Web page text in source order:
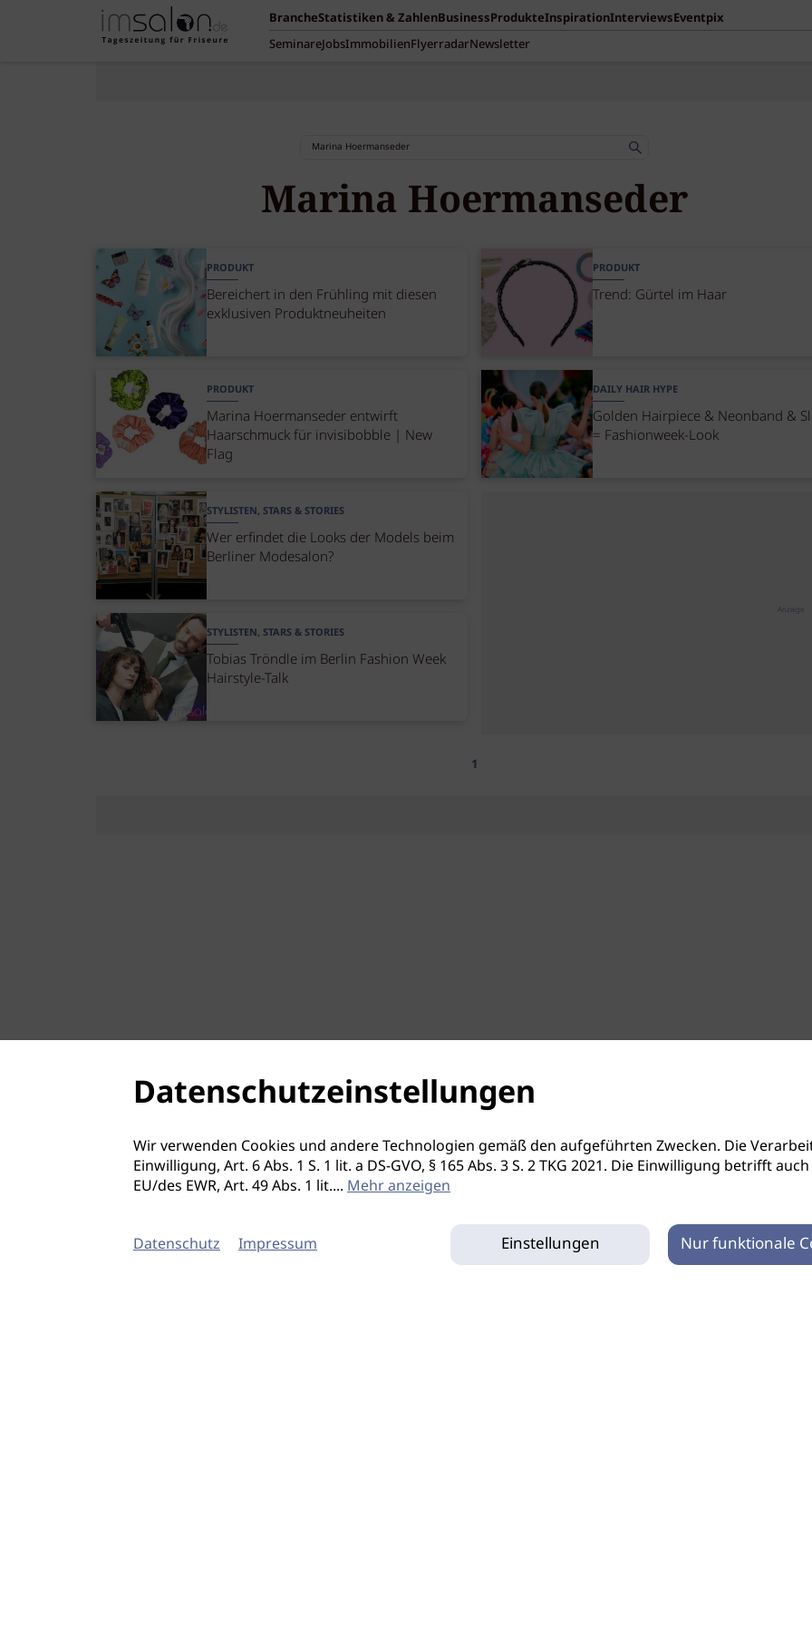
BrancheStatistiken & ZahlenBusinessProdukteInspirationInterviewsEventpix
SeminareJobsImmobilienFlyerradarNewsletter
Marina Hoermanseder
PRODUKT
Bereichert in den Frühling mit diesen
exklusiven Produktneuheiten
PRODUKT
Trend: Gürtel im Haar
PRODUKT
Marina Hoermanseder entwirft
Haarschmuck für invisibobble | New
Flag
DAILY HAIR HYPE
Golden Hairpiece & Neonband &
= Fashionweek-Look
STYLISTEN, STARS & STORIES
Wer erfindet die Looks der Models beim
Berliner Modesalon?
Anzeige
STYLISTEN, STARS & STORIES
Tobias Tröndle im Berlin Fashion Week
Hairstyle-Talk
1
Datenschutzeinstellungen
Wir verwenden Cookies und andere Technologien gemäß den aufgeführten Zwecken. Die
Einwilligung, Art. 6 Abs. 1 S. 1 lit. a DS-GVO, § 165 Abs. 3 S. 2 TKG 2021. Die Einwilligung betrifft
EU/des EWR, Art. 49 Abs. 1 lit.... Mehr anzeigen
Datenschutz Impressum Einstellungen Nur funktionale